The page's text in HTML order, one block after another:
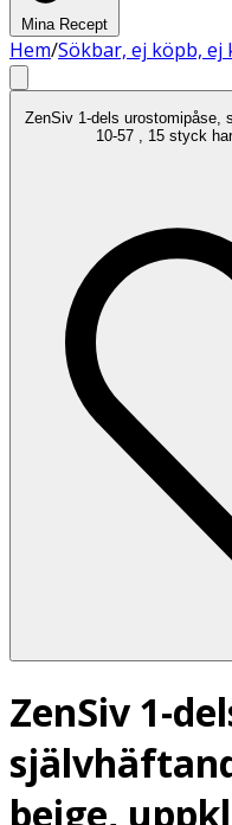
Mina Recept
Hem/Sökbar, ej köpb, ej
ZenSiv 1-dels urostomipåse,
10-57 , 15 styck
ZenSiv 1-
beige,